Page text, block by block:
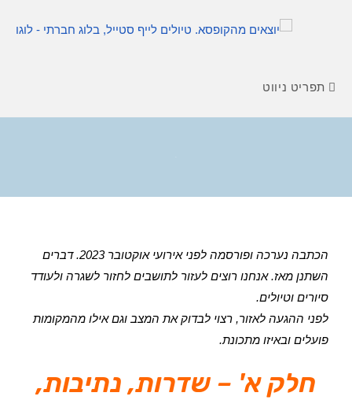
תפריט ניווט
הכתבה נערכה ופורסמה לפני אירועי אוקטובר 2023. דברים
השתנן מאז. אנחנו רוצים לעזור לתושבים לחזור לשגרה ולעודד
סיורים וטיולים.
לפני ההגעה לאזור, רצוי לבדוק את המצב וגם אילו מהמקומות
פועלים ובאיזו מתכונת.
חלק א' – שדרות, נתיבות,